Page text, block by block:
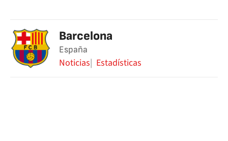
Barcelona
España
Noticias Estadísticas